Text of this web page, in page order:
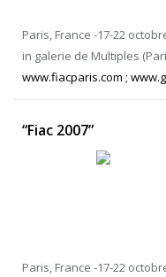
Paris, France -17-22
in galerie de Multiples
www.fiacparis.com ;
“Fiac 2007”
Paris, France -17-22